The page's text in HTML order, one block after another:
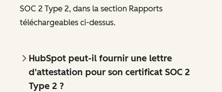
SOC 2 Type 2, dans la section Rapports
téléchargeables ci-dessus.
HubSpot peut-il fournir une lettre
d'attestation pour son certificat SOC 2
Type 2 ?